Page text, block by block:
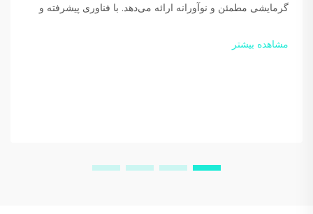
گرمایشی مطمئن و نوآورانه ارائه می‌دهد. با فناوری پیشرفته و
مشاهده بیشتر